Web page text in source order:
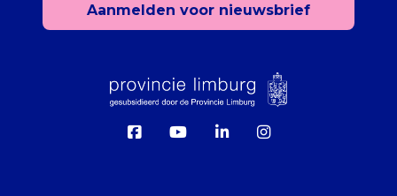
Aanmelden voor nieuwsbrief
VRAGEN BEANTWOORDEN